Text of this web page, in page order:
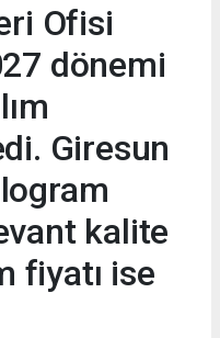
Ofisi
dönemi
Giresun
kalite
fiyatı ise